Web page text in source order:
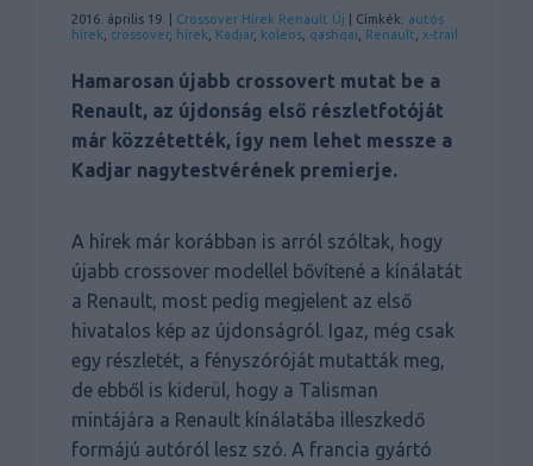
2016. április 19. | Crossover Hírek Renault Új | Címkék: autós
hírek
crossover, hírek Kadjar, koleos qashqai Renault x-trail
Hamarosan újabb crossovert mutat be a
Renault, az újdonság első részletfotóját
már közzétették, így nem lehet messze a
Kadjar nagytestvérének premierje.
A hírek már korábban is arról szóltak, hogy
újabb crossover modellel bővítené a kínálatát
a Renault, most pedig megjelent az első
hivatalos kép az újdonságról. Igaz, még csak
egy részletét, a fényszóróját mutatták meg,
de ebből is kiderül, hogy a Talisman
mintájára a Renault kínálatába illeszkedő
formájú autóról lesz szó. A francia gyártó